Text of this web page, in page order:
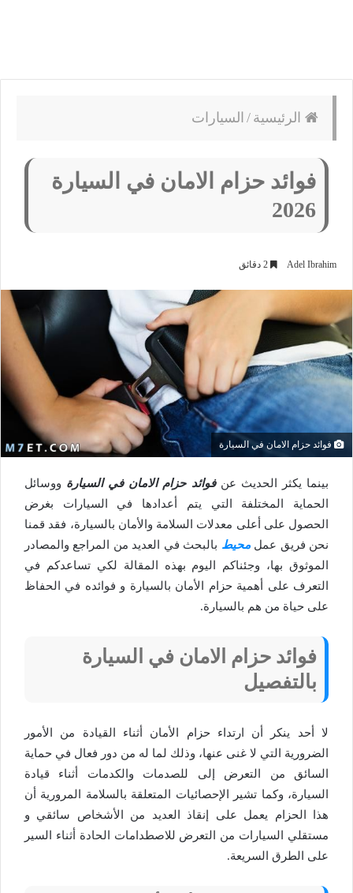
الرئيسية / السيارات
فوائد حزام الامان في السيارة
2026
Adel Ibrahim
فوائد حزام الامان في السيارة
بينما يكثر الحديث عنفوائد حزام الامان في السيارة ووسائل
الحماية المختلفة التي يتم أعدادها في السيارات بغرض
الحصول على أعلى معدلات السلامة والأمان بالسيارة، فقد قمنا
نحن فريق عملمحيط بالبحث في العديد من المراجع والمصادر
الموثوق بها، وجئناكم اليوم بهذه المقالة لكي تساعدكم في
التعرف على أهمية حزام الأمان بالسيارة و فوائده في الحفاظ
على حياة من هم بالسيارة.
فوائد حزام الامان في السيارة
بالتفصيل
لا أحد ينكر أن ارتداء حزام الأمان أثناء القيادة من الأمور
الضرورية التي لا غنى عنها، وذلك لما له من دور فعال في حماية
السائق من التعرض إلى للصدمات والكدمات أثناء قيادة
السيارة، وكما تشير الإحصائيات المتعلقة بالسلامة المرورية أن
هذا الحزام يعمل على إنقاذ العديد من الأشخاص سائقي و
مستقلي السيارات من التعرض للاصطدامات الحادة أثناء السير
على الطرق السريعة.